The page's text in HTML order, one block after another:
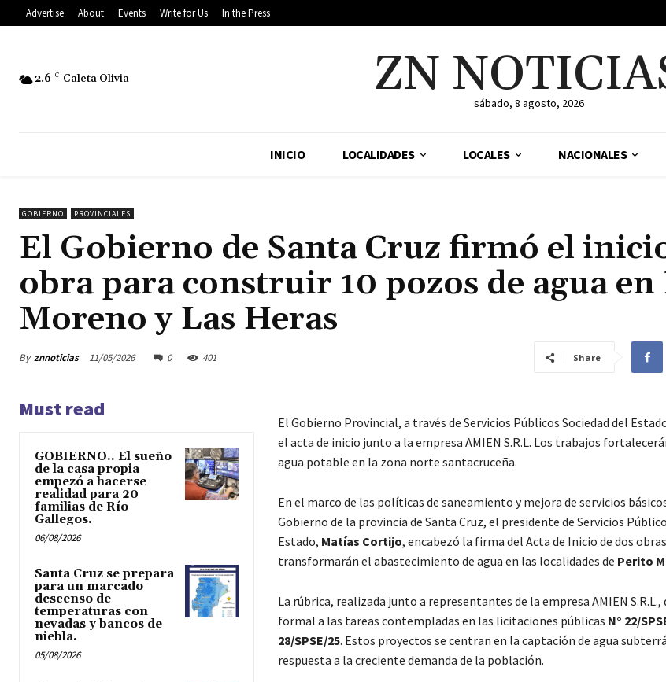
Advertise About Events Write for Us In the Press
2.6 C Caleta Olivia ZN sábado, 8 agosto, 2026
INICIO LOCALIDADES LOCALES NACIONALES
GOBIERNO PROVINCIALES
El Gobierno de Santa Cruz firmó el
obra para construir 10 pozos de agua
Moreno y Las Heras
By znnoticias 11/05/2026 0 401 Share
Must read
GOBIERNO.. El sueño
de la casa propia
empezó a hacerse
realidad para 20
familias de Río
Gallegos.
06/08/2026
Santa Cruz se prepara
para un marcado
descenso de
temperaturas con
nevadas y bancos de
niebla.
05/08/2026
El Gobierno Provincial, a través de Servicios Públicos Sociedad del
el acta de inicio junto a la empresa AMIEN S.R.L. Los trabajos
agua potable en la zona norte santacruceña.
En el marco de las políticas de saneamiento y mejora de servicios
Gobierno de la provincia de Santa Cruz, el presidente de Servicios
Estado, Matías Cortijo, encabezó la firma del Acta de Inicio de dos
transformarán el abastecimiento de agua en las localidades de Perito
La rúbrica, realizada junto a representantes de la empresa AMIEN S.R.L.,
formal a las tareas contempladas en las licitaciones públicas N° 22/
28/SPSE/25. Estos proyectos se centran en la captación de agua
respuesta a la creciente demanda de la población.